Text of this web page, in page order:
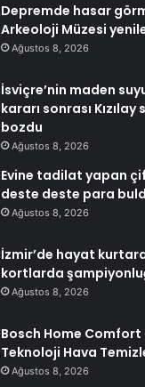
Depremde hasar
Arkeoloji Müzesi
Ağustos 8, 2026
İsviçre’nin maden
kararı sonrası
bozdu
Ağustos 8, 2026
Evine tadilat yapan
deste deste para
Ağustos 8, 2026
İzmir’de hayat
kortlarda
Ağustos 8, 2026
Bosch Home Comfort
Teknoloji Hava
Ağustos 8, 2026